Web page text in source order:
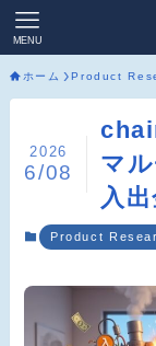
MENU
ホーム Product
マ
入
2026
6/08
Product